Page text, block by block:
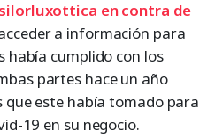
en contra de
a información para
había cumplido con los
partes hace un año
que este había tomado para
19 en su negocio.